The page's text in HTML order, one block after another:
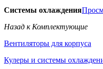
Системы охлаждения
Назад к Комплектующие
Вентиляторы для корпуса
Кулеры и системы